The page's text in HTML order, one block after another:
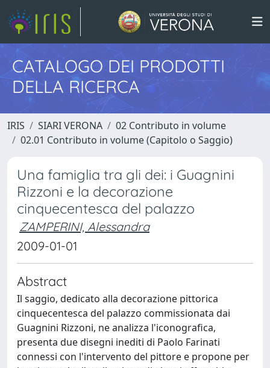
CATALOGO DEI PRODOTTI
DELLA RICERCA
IRIS SIARI VERONA
02 Contributo in volume
02.01 Contributo in volume (Capitolo o Saggio)
Una famiglia tra gli dei: i Guagnini
Rizzoni e la decorazione
cinquecentesca del palazzo
ZAMPERINI, Alessandra
2009-01-01
Abstract
Il saggio, dedicato alla decorazione pittorica
cinquecentesca del palazzo commissionata dai
Guagnini Rizzoni, ne analizza l'iconografica,
presenta due disegni inediti di Paolo Farinati
connessi con l'intervento del pittore e propone per